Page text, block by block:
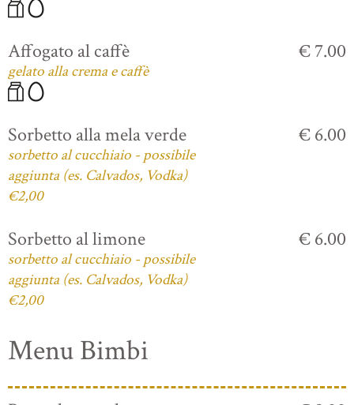
Affogato al caffè
gelato alla crema e caffè
€ 7.00
Sorbetto alla mela verde
sorbetto al cucchiaio - possibile
aggiunta (es. Calvados, Vodka)
€2,00
€ 6.00
Sorbetto al limone
sorbetto al cucchiaio - possibile
aggiunta (es. Calvados, Vodka)
€2,00
€ 6.00
Menu Bimbi